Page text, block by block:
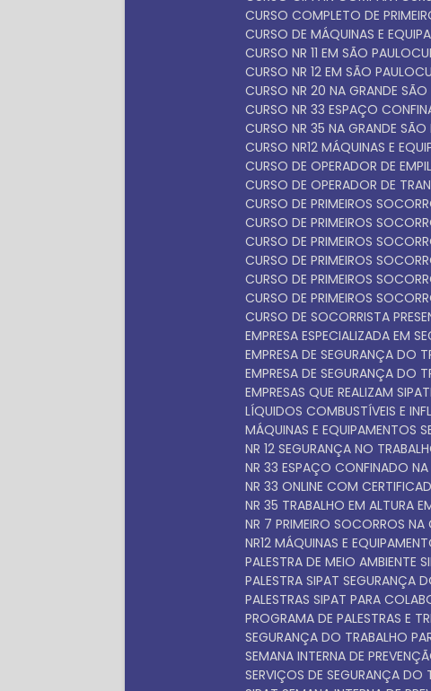
CURSO COMPLETO DE
CURSO DE MÁQUINAS E
CURSO NR 11 EM SÃO PAULO
CURSO NR 12 EM SÃO PAULO
CURSO NR 20 NA GRANDE
CURSO NR 33 ESPAÇO
CURSO NR 35 NA GRANDE
CURSO NR12 MÁQUINAS E
CURSO DE OPERADOR DE
CURSO DE OPERADOR DE
CURSO DE PRIMEIROS
CURSO DE PRIMEIROS
CURSO DE PRIMEIROS
CURSO DE PRIMEIROS
CURSO DE PRIMEIROS
CURSO DE PRIMEIROS
CURSO DE SOCORRISTA
EMPRESA ESPECIALIZADA EM
EMPRESA DE SEGURANÇA DO
EMPRESA DE SEGURANÇA DO
EMPRESAS QUE REALIZAM SIPAT
LÍQUIDOS COMBUSTÍVEIS E
MÁQUINAS E EQUIPAMENTOS
NR 12 SEGURANÇA NO
NR 33 ESPAÇO CONFINADO
NR 33 ONLINE COM
NR 35 TRABALHO EM ALTURA
NR 7 PRIMEIRO SOCORROS
NR12 MÁQUINAS E
PALESTRA DE MEIO AMBIENTE
PALESTRA SIPAT SEGURANÇA
PALESTRAS SIPAT PARA
PROGRAMA DE PALESTRAS E
SEGURANÇA DO TRABALHO
SEMANA INTERNA DE
SERVIÇOS DE SEGURANÇA DO